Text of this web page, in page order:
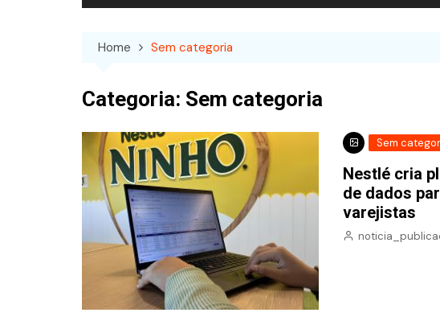
Home Sem categoria
Categoria: Sem categoria
Sem
Nestlé cria
de dados
varejistas